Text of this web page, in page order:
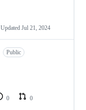
Updated Jul 21, 2024
Public
0
0